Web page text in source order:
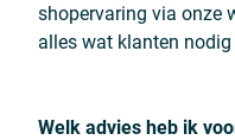
shopervaring via onze
alles wat klanten
Welk advies heb ik